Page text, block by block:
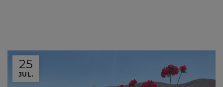
25
JUL.